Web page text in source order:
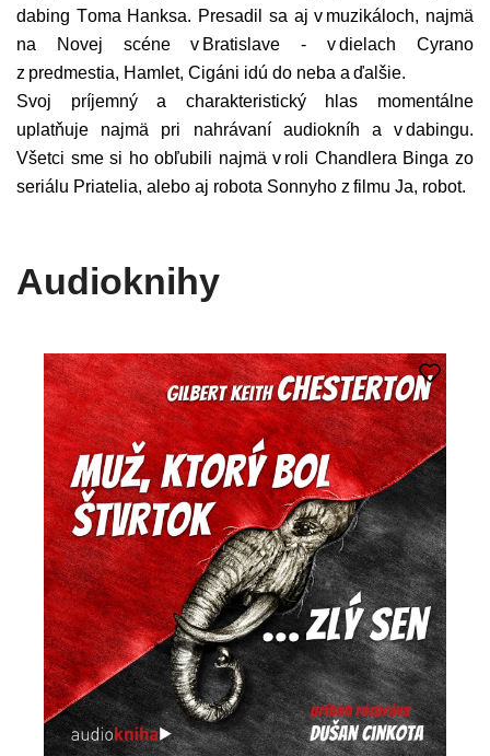
dabing Toma Hanksa. Presadil sa aj v muzikáloch, najmä
na Novej scéne v Bratislave - v dielach Cyrano
z predmestia, Hamlet, Cigáni idú do neba a ďalšie.
Svoj príjemný a charakteristický hlas momentálne
uplatňuje najmä pri nahrávaní audiokníh a v dabingu.
Všetci sme si ho obľubili najmä v roli Chandlera Binga zo
seriálu Priatelia, alebo aj robota Sonnyho z filmu Ja, robot.
Audioknihy